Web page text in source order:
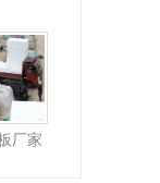
泡水泥保温板销售
泡水泥保温板销售
泡水泥保温板销售
厂家